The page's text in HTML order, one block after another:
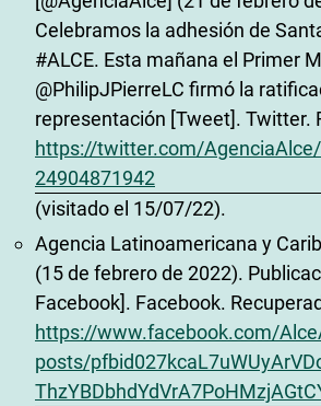
Celebramos la adhesión de
#ALCE. Esta mañana el Primer
@PhilipJPierreLC firmó la
representación [Tweet]. Twitter.
https://twitter.com/
24904871942
(visitado el 15/07/22).
Agencia Latinoamericana y
(15 de febrero de 2022).
Facebook]. Facebook.
https://www.facebook.com/
posts/